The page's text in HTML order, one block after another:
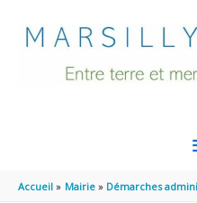
Accueil Mairie Démarches